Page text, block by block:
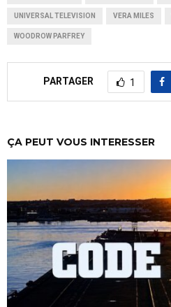
UNIVERSAL TELEVISION VERA MILES
WOODROW PARFREY
PARTAGER 1
ÇA PEUT VOUS INTERESSER